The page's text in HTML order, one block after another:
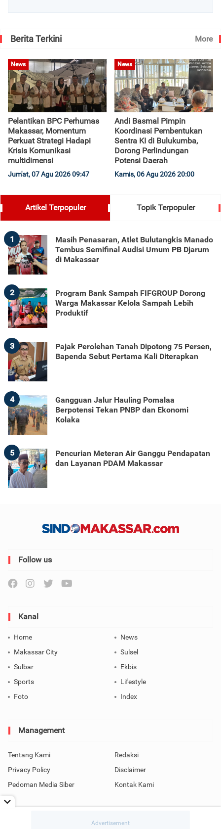
Berita Terkini More
News
Pelantikan BPC Perhumas
Makassar, Momentum
Perkuat Strategi Hadapi
Krisis Komunikasi
multidimensi
Jum'at, 07 Agu 2026 09:47
News
Andi Basmal Pimpin
Koordinasi Pembentukan
Sentra KI di Bulukumba,
Dorong Perlindungan
Potensi Daerah
Kamis, 06 Agu 2026 20:00
Artikel Terpopuler Topik Terpopuler
1
Masih Penasaran, Atlet Bulutangkis Manado
Tembus Semifinal Audisi Umum PB Djarum
di Makassar
2
Program Bank Sampah FIFGROUP Dorong
Warga Makassar Kelola Sampah Lebih
Produktif
3
Pajak Perolehan Tanah Dipotong 75 Persen,
Bapenda Sebut Pertama Kali Diterapkan
4
Gangguan Jalur Hauling Pomalaa
Berpotensi Tekan PNBP dan Ekonomi
Kolaka
5
Pencurian Meteran Air Ganggu Pendapatan
dan Layanan PDAM Makassar
Follow us
Kanal
Home
News
Makassar City
Sulsel
Sulbar
Ekbis
Sports
Lifestyle
Foto
Index
Management
Tentang Kami
Redaksi
Privacy Policy
Disclaimer
Pedoman Media Siber
Kontak Kami
Copyright © 2026 SindoMakassar All Rights Reserved.